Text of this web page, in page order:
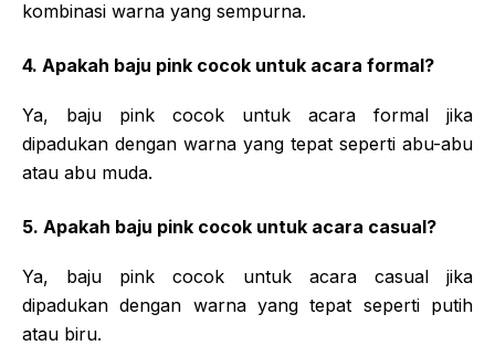
kombinasi warna yang sempurna.
4. Apakah baju pink cocok untuk acara formal?
Ya, baju pink cocok untuk acara formal jika
dipadukan dengan warna yang tepat seperti abu-abu
atau abu muda.
5. Apakah baju pink cocok untuk acara casual?
Ya, baju pink cocok untuk acara casual jika
dipadukan dengan warna yang tepat seperti putih
atau biru.